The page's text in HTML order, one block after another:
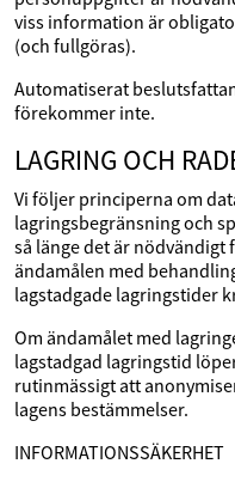
viss information är
(och fullgöras).
Automatiserat
förekommer inte.
LAGRING OCH
Vi följer principerna om
lagringsbegränsning och
så länge det är
ändamålen med
lagstadgade lagringstider
Om ändamålet med
lagstadgad lagringstid
rutinmässigt att
lagens bestämmelser.
INFORMATIONSSÄKERHET